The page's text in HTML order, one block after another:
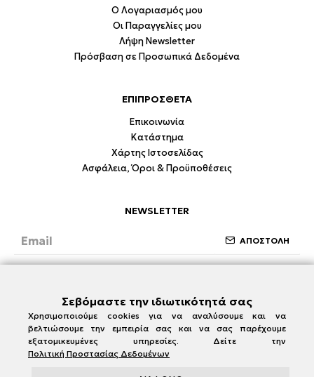
Ο Λογαριασμός μου
Οι Παραγγελίες μου
Λήψη Newsletter
Πρόσβαση σε Προσωπικά Δεδομένα
ΕΠΙΠΡΟΣΘΕΤΑ
Επικοινωνία
Κατάστημα
Χάρτης Ιστοσελίδας
Ασφάλεια, Όροι & Προϋποθέσεις
NEWSLETTER
ΑΠΟΣΤΟΛΗ
Σεβόμαστε την ιδιωτικότητά σας
Χρησιμοποιούμε cookies για να αναλύσουμε και να
βελτιώσουμε την εμπειρία σας και να σας παρέχουμε
εξατομικευμένες υπηρεσίες. Δείτε την
Πολιτική Προστασίας Δεδομένων